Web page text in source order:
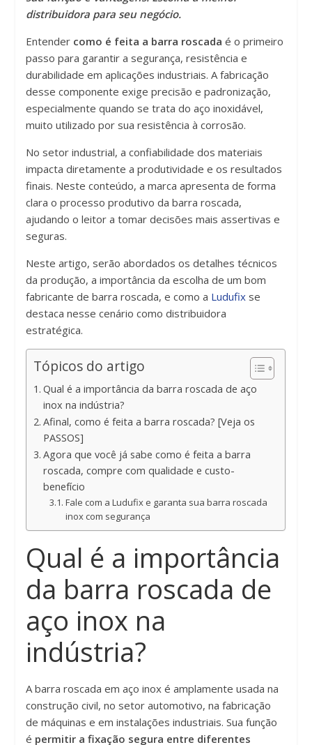
distribuidora para seu negócio.
Entender como é feita a barra roscada é o primeiro
passo para garantir a segurança, resistência e
durabilidade em aplicações industriais. A fabricação
desse componente exige precisão e padronização,
especialmente quando se trata do aço inoxidável,
muito utilizado por sua resistência à corrosão.
No setor industrial, a confiabilidade dos materiais
impacta diretamente a produtividade e os resultados
finais. Neste conteúdo, a marca apresenta de forma
clara o processo produtivo da barra roscada,
ajudando o leitor a tomar decisões mais assertivas e
seguras.
Neste artigo, serão abordados os detalhes técnicos
da produção, a importância da escolha de um bom
fabricante de barra roscada, e como a Ludufix se
destaca nesse cenário como distribuidora
estratégica.
Tópicos do artigo
Qual é a importância da barra roscada de aço
inox na indústria?
Afinal, como é feita a barra roscada? [Veja os
PASSOS]
Agora que você já sabe como é feita a barra
roscada, compre com qualidade e custo-
benefício
Fale com a Ludufix e garanta sua barra roscada
inox com segurança
Qual é a importância
da barra roscada de
aço inox na
indústria?
A barra roscada em aço inox é amplamente usada na
construção civil, no setor automotivo, na fabricação
de máquinas e em instalações industriais. Sua função
é permitir a fixação segura entre diferentes